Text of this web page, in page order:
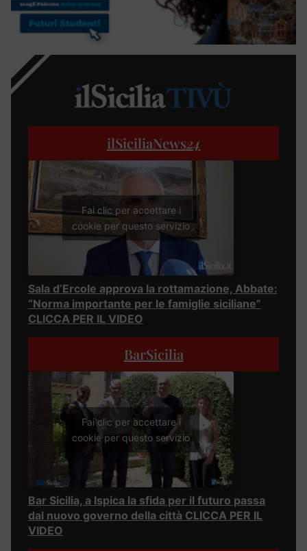
ilSiciliaNews24
Fai clic per accettare i
cookie per questo servizio
Sala d’Ercole approva la rottamazione, Abbate:
“Norma importante per le famiglie siciliane”
CLICCA PER IL VIDEO
BarSicilia
Fai clic per accettare i
cookie per questo servizio
Bar Sicilia, a Ispica la sfida per il futuro passa
dal nuovo governo della città CLICCA PER IL
VIDEO